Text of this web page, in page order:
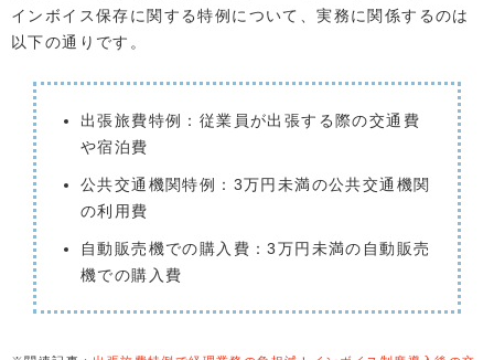
インボイス保存に関する特例について、実務に関係するのは
以下の通りです。
出張旅費特例：従業員が出張する際の交通費
や宿泊費
公共交通機関特例：3万円未満の公共交通機関
の利用費
自動販売機での購入費：3万円未満の自動販売
機での購入費